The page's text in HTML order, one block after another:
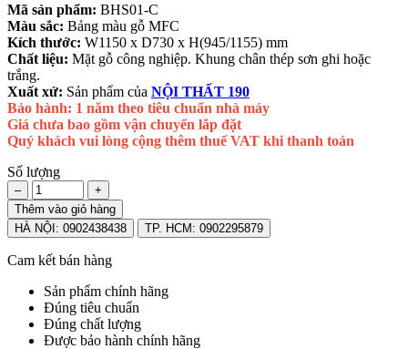
Mã sản phẩm: BHS01-C
Màu sắc: Bảng màu gỗ MFC
Kích thước: W1150 x D730 x H(945/1155) mm
Chất liệu: Mặt gỗ công nghiệp. Khung chân thép sơn ghi hoặc
trắng.
Xuất xứ: Sản phẩm của NỘI THẤT 190
Bảo hành: 1 năm theo tiêu chuẩn nhà máy
Giá chưa bao gồm vận chuyển lắp đặt
Quý khách vui lòng cộng thêm thuế VAT khi thanh toán
Số lượng
–
+
Thêm vào giỏ hàng
HÀ NỘI: 0902438438
TP. HCM: 0902295879
Cam kết bán hàng
Sản phẩm chính hãng
Đúng tiêu chuẩn
Đúng chất lượng
Được bảo hành chính hãng